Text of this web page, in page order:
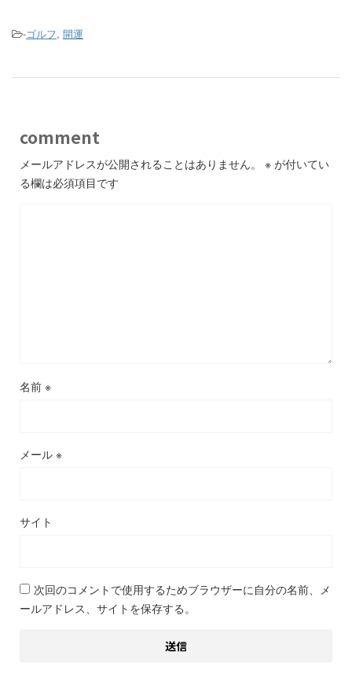
-ゴルフ, 開運
comment
メールアドレスが公開されることはありません。 ※ が付いてい
る欄は必須項目です
名前 ※
メール ※
サイト
次回のコメントで使用するためブラウザーに自分の名前、メ
ールアドレス、サイトを保存する。